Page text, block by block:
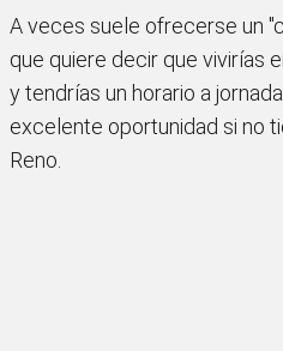
A veces suele ofrecerse un
que quiere decir que vivirías
y tendrías un horario a
excelente oportunidad si no
Reno.